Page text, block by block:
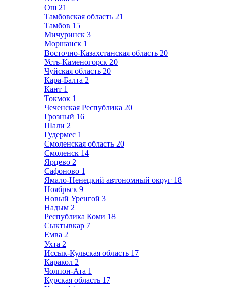
Ош 21
Тамбовская область 21
Тамбов 15
Мичуринск 3
Моршанск 1
Восточно-Казахстанская область 20
Усть-Каменогорск 20
Чуйская область 20
Кара-Балта 2
Кант 1
Токмок 1
Чеченская Республика 20
Грозный 16
Шали 2
Гудермес 1
Смоленская область 20
Смоленск 14
Ярцево 2
Сафоново 1
Ямало-Ненецкий автономный округ 18
Ноябрьск 9
Новый Уренгой 3
Надым 2
Республика Коми 18
Сыктывкар 7
Емва 2
Ухта 2
Иссык-Кульская область 17
Каракол 2
Чолпон-Ата 1
Курская область 17